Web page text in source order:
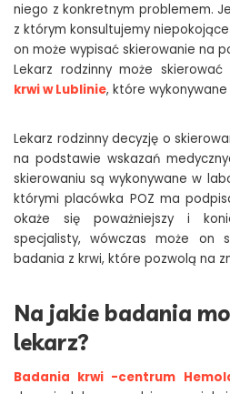
niego z konkretnym problemem.
z którym konsultujemy
on może wypisać skierowanie na
Lekarz rodzinny może skierować
krwi w Lublinie, które wykonywane
Lekarz rodzinny decyzję o
na podstawie wskazań
skierowaniu są wykonywane w
którymi placówka POZ ma
okaże się poważniejszy i
specjalisty, wówczas może on
badania z krwi, które pozwolą na
Na jakie badania
lekarz?
Badania krwi -centrum